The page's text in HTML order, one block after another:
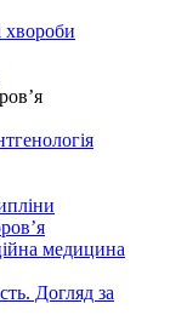
хвороби
медицина
Догляд за